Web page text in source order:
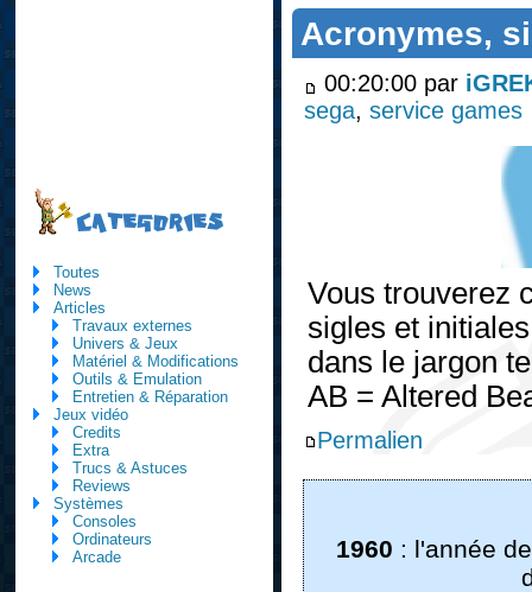
Acronymes,
00:20:00 par
sega,service games
Vous trouverez
sigles et
dans le jargon
AB = Altered
Permalien
1960 : l'année
CATEGORIES
Toutes
News
Articles
Travaux externes
Univers & Jeux
Matériel & Modifications
Outils & Emulation
Entretien & Réparation
Jeux vidéo
Credits
Extra
Trucs & Astuces
Reviews
Systèmes
Consoles
Ordinateurs
Arcade